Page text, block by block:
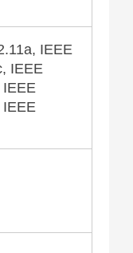
IEEE
IEEE